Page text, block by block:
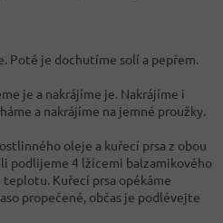
Poté je dochutíme solí a pepřem.
je a nakrájíme je. Nakrájíme i
a nakrájíme na jemné proužky.
oleje a kuřecí prsa z obou
podlijeme 4 lžícemi balzamikového
Kuřecí prsa opékáme
propečené, občas je podlévejte